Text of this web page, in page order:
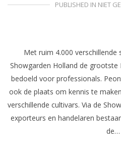
PUBLISHED IN NIET
Met ruim 4.000
Showgarden Holland de
bedoeld voor professionals.
ook de plaats om kennis te
verschillende cultivars. Via de
exporteurs en handelaren
de…